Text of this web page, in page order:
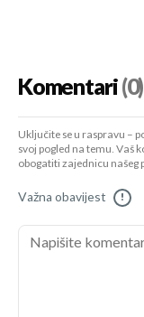
Komentari(0)
Uključite se u raspravu –
svoj pogled na temu. Vaš
obogatiti zajednicu našeg
Važna obavijest !